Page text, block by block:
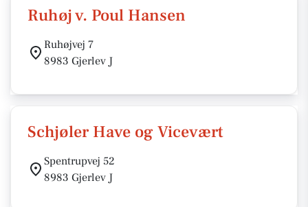
Ruhøj v. Poul Hansen
Ruhøjvej 7
8983 Gjerlev J
Schjøler Have og Vicevært
Spentrupvej 52
8983 Gjerlev J